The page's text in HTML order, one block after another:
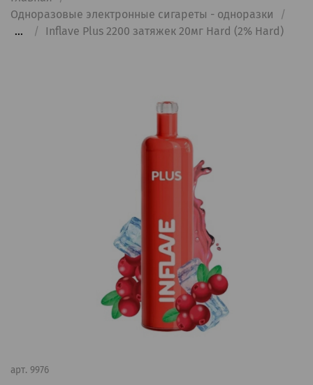
Одноразовые электронные сигареты - одноразки
...
Inflave Plus 2200 затяжек 20мг Hard (2% Hard)
арт. 9976